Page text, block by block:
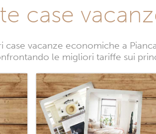
case
vacanze economiche a
le migliori tariffe sui